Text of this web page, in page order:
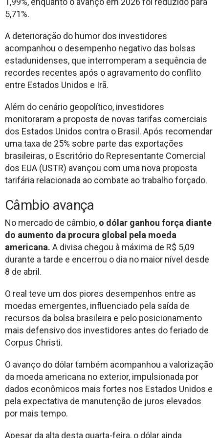
5,71%.
A deterioração do humor dos investidores
acompanhou o desempenho negativo das bolsas
estadunidenses, que interromperam a sequência de
recordes recentes após o agravamento do conflito
entre Estados Unidos e Irã.
Além do cenário geopolítico, investidores
monitoraram a proposta de novas tarifas comerciais
dos Estados Unidos contra o Brasil. Após recomendar
uma taxa de 25% sobre parte das exportações
brasileiras, o Escritório do Representante Comercial
dos EUA (USTR) avançou com uma nova proposta
tarifária relacionada ao combate ao trabalho forçado.
Câmbio avança
No mercado de câmbio, o dólar ganhou força diante
do aumento da procura global pela moeda
americana. A divisa chegou à máxima de R$ 5,09
durante a tarde e encerrou o dia no maior nível desde
8 de abril.
O real teve um dos piores desempenhos entre as
moedas emergentes, influenciado pela saída de
recursos da bolsa brasileira e pelo posicionamento
mais defensivo dos investidores antes do feriado de
Corpus Christi.
O avanço do dólar também acompanhou a valorização
da moeda americana no exterior, impulsionada por
dados econômicos mais fortes nos Estados Unidos e
pela expectativa de manutenção de juros elevados
por mais tempo.
Apesar da alta desta quarta-feira, o dólar ainda